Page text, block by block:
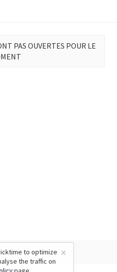
PAS OUVERTES POUR LE
×
to optimize
the traffic on